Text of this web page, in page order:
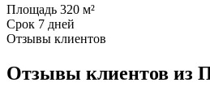
Площадь 320 м²
Срок 7 дней
Отзывы клиентов
Отзывы клиентов из